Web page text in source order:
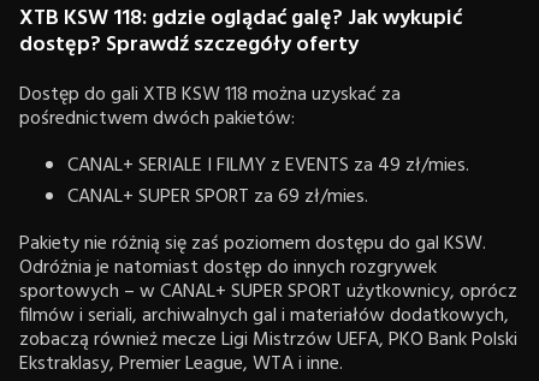
XTB KSW 118: gdzie oglądać galę? Jak wykupić
dostęp? Sprawdź szczegóły oferty
Dostęp do gali XTB KSW 118 można uzyskać za
pośrednictwem dwóch pakietów:
CANAL+ SERIALE I FILMY z EVENTS za 49 zł/mies.
CANAL+ SUPER SPORT za 69 zł/mies.
Pakiety nie różnią się zaś poziomem dostępu do gal KSW.
Odróżnia je natomiast dostęp do innych rozgrywek
sportowych – w CANAL+ SUPER SPORT użytkownicy, oprócz
filmów i seriali, archiwalnych gal i materiałów dodatkowych,
zobaczą również mecze Ligi Mistrzów UEFA, PKO Bank Polski
Ekstraklasy, Premier League, WTA i inne.